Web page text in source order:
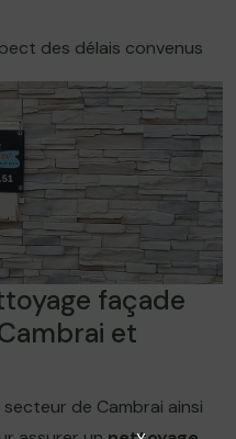
des délais convenus
façade
et
de Cambrai ainsi